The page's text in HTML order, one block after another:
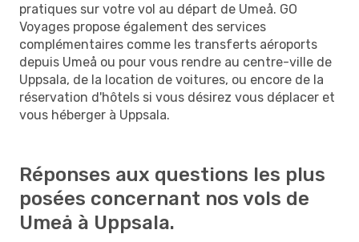
pratiques sur votre vol au départ de Umeå. GO
Voyages propose également des services
complémentaires comme les transferts aéroports
depuis Umeå ou pour vous rendre au centre-ville de
Uppsala, de la location de voitures, ou encore de la
réservation d'hôtels si vous désirez vous déplacer et
vous héberger à Uppsala.
Réponses aux questions les plus
posées concernant nos vols de
Umeå à Uppsala.